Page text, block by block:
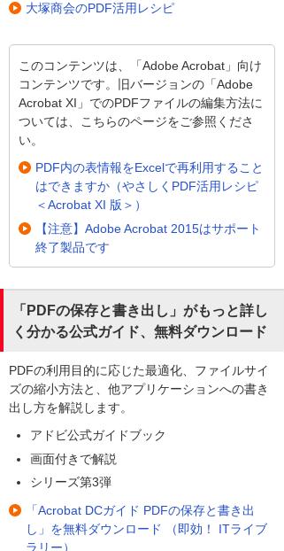
大塚商会のPDF活用レシピ
このコンテンツは、「Adobe Acrobat」向け
コンテンツです。旧バージョンの「Adobe
Acrobat XI」でのPDFファイルの編集方法に
ついては、こちらのページをご参照くださ
い。
PDF内の表情報をExcelで再利用すること
はできますか（やさしくPDF活用レシピ
＜Acrobat XI 版＞）
【注意】Adobe Acrobat 2015はサポート
終了製品です
「PDFの保存と書き出し」がもっと詳し
く分かる公式ガイド、無料ダウンロード
PDFの利用目的に応じた最適化、ファイルサイ
ズの縮小方法と、他アプリケーションへの書き
出し方を解説します。
アドビ公式ガイドブック
画面付きで解説
シリーズ第3弾
「Acrobat DCガイド PDFの保存と書き出
し」を無料ダウンロード （即効！ ITライブ
ラリー）